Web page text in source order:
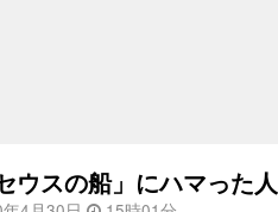
ウスの船」にハマった